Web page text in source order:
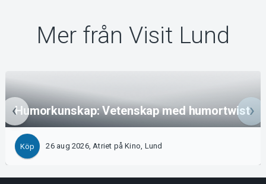
Mer från Visit Lund
Humorkunskap: Vetenskap med humortwist
Köp 26 aug 2026, Atriet på Kino, Lund